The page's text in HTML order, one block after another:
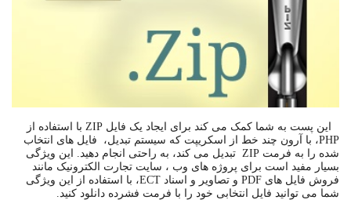
این پست به شما کمک می کند برای ایجاد یک فایل ZIP با استفاده از
PHP، با آرون چند خط از اسکریپت که سیستم تبدیل، فایل های انتخاب
شده را به فرمت ZIP تبدیل می کند، به راحتی انجام دهید. این ویژگی
بسیار مفید است برای پروژه های وب ، سایت تجارت الکترونیک مانند
فروش فایل های PDF و تصاویر و اسناد ECT، با استفاده از این ویژگی
شما می توانید فایل انتخابی خود را با فرمت فشرده دانلود کنید.